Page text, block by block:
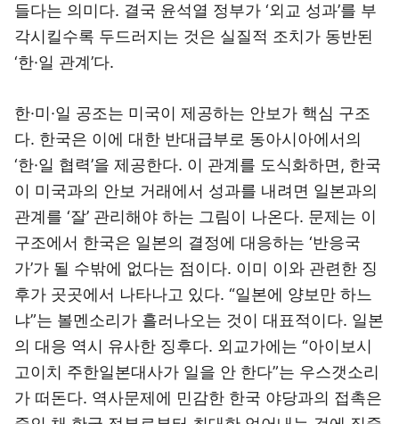
들다는 의미다. 결국 윤석열 정부가 ‘외교 성과’를 부
각시킬수록 두드러지는 것은 실질적 조치가 동반된
‘한·일 관계’다.
한·미·일 공조는 미국이 제공하는 안보가 핵심 구조
다. 한국은 이에 대한 반대급부로 동아시아에서의
‘한·일 협력’을 제공한다. 이 관계를 도식화하면, 한국
이 미국과의 안보 거래에서 성과를 내려면 일본과의
관계를 ‘잘’ 관리해야 하는 그림이 나온다. 문제는 이
구조에서 한국은 일본의 결정에 대응하는 ‘반응국
가’가 될 수밖에 없다는 점이다. 이미 이와 관련한 징
후가 곳곳에서 나타나고 있다. “일본에 양보만 하느
냐”는 볼멘소리가 흘러나오는 것이 대표적이다. 일본
의 대응 역시 유사한 징후다. 외교가에는 “아이보시
고이치 주한일본대사가 일을 안 한다”는 우스갯소리
가 떠돈다. 역사문제에 민감한 한국 야당과의 접촉은